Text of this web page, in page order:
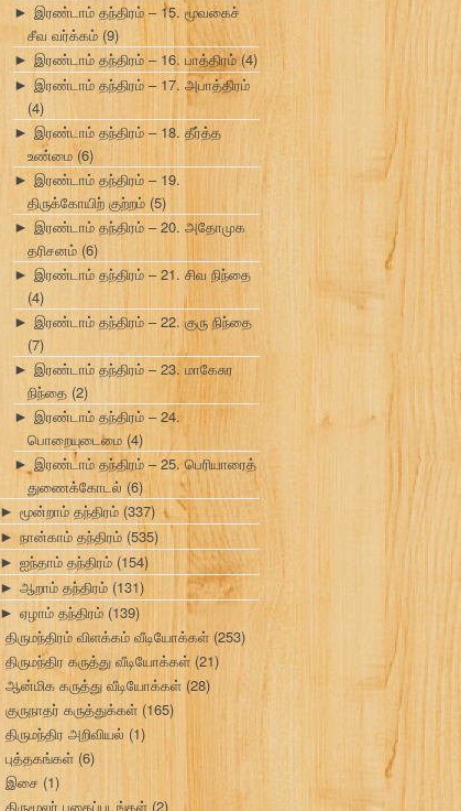
► இரண்டாம் தந்திரம் – 15. மூவகைச்
சீவ வர்க்கம் (9)
► இரண்டாம் தந்திரம் – 16. பாத்திரம்(4)
► இரண்டாம் தந்திரம் – 17. அபாத்திரம்
(4)
► இரண்டாம் தந்திரம் – 18. தீர்த்த
உண்மை (6)
► இரண்டாம் தந்திரம் – 19.
திருக்கோயிற் குற்றம் (5)
► இரண்டாம் தந்திரம் – 20. அதோமுக
தரிசனம் (6)
► இரண்டாம் தந்திரம் – 21. சிவ நிந்தை
(4)
► இரண்டாம் தந்திரம் – 22. குரு நிந்தை
(7)
► இரண்டாம் தந்திரம் – 23. மாகேசுர
நிந்தை (2)
► இரண்டாம் தந்திரம் – 24.
பொறையுடைமை (4)
► இரண்டாம் தந்திரம் – 25. பெரியாரைத்
துணைக்கோடல்(6)
► மூன்றாம் தந்திரம் (337)
► நான்காம் தந்திரம் (535)
► ஐந்தாம் தந்திரம் (154)
► ஆறாம் தந்திரம் (131)
► ஏழாம் தந்திரம் (139)
திருமந்திரம் விளக்கம் வீடியோக்கள் (253)
திருமந்திர கருத்து வீடியோக்கள் (21)
ஆன்மிக கருத்து வீடியோக்கள் (28)
குருநாதர் கருத்துக்கள் (165)
திருமந்திர அறிவியல் (1)
புத்தகங்கள் (6)
இசை (1)
திருமூலர் புகைப்படங்கள் (2)